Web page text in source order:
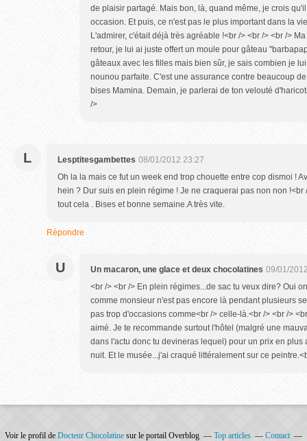
de plaisir partagé. Mais bon, là, quand même, je crois
occasion. Et puis, ce n'est pas le plus important dans la
L'admirer, c'était déjà très agréable !<br /> <br /> <br />
retour, je lui ai juste offert un moule pour gâteau
gâteaux avec les filles mais bien sûr, je sais combien je
nounou parfaite. C'est une assurance contre beaucoup
bises Mamina. Demain, je parlerai de ton velouté
/>
L Lesptitesgambettes 08/01/2012 23:27
Oh la la mais ce fut un week end trop chouette entre cop dismoi !
hein ? Dur suis en plein régime ! Je ne craquerai pas non non
tout cela . Bises et bonne semaine.A très vite.
Répondre
U Un macaron, une glace et deux chocolatines 09/01/
<br /> <br /> En plein régimes...de sac tu veux dire? Oui
comme monsieur n'est pas encore là pendant plusieurs
pas trop d'occasions comme<br /> celle-là.<br /> <br />
aimé. Je te recommande surtout l'hôtel (malgré une
dans l'actu donc tu devineras lequel) pour un prix en plus
nuit. Et le musée...j'ai craqué littéralement sur ce
Voir le profil de Docteur Chocolatine sur le portail Overblog Top articles Contact